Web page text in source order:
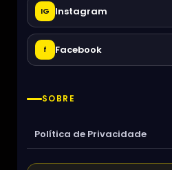
IG Instagram
f Facebook
SOBRE
Política de Privacidade